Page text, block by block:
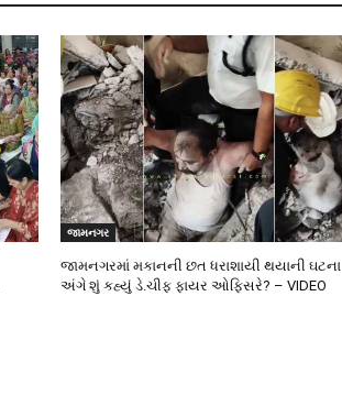
જામનગર
જામનગરમાં મકાનની છત ધરાશાયી થયાની ઘટના
અંગે શું કહ્યું ડે.ચીફ ફાયર ઓફિસરે? – VIDEO